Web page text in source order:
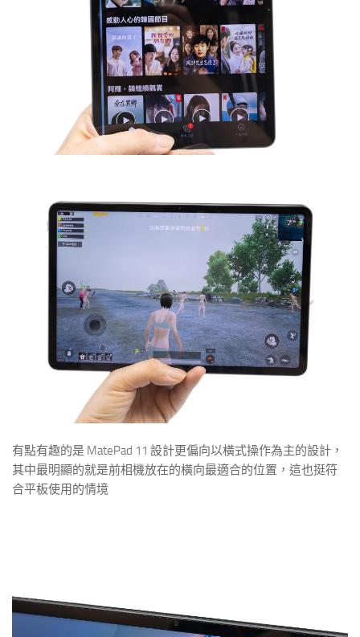
有點有趣的是 MatePad 11 設計更偏向以橫式操作為主的設計，
其中最明顯的就是前相機放在的橫向最適合的位置，這也挺符
合平板使用的情境